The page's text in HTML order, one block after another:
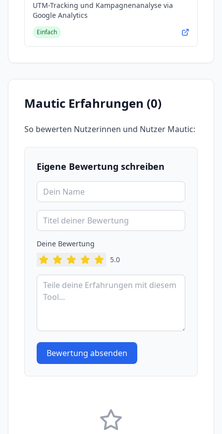
UTM-Tracking und Kampagnenanalyse via
Google Analytics
Einfach
Mautic Erfahrungen (0)
So bewerten Nutzerinnen und Nutzer Mautic:
Eigene Bewertung schreiben
Deine Bewertung
5.0
Bewertung absenden